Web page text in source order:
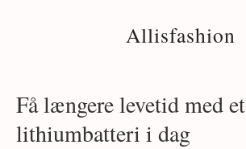
Allisfashion
Få længere levetid med et
lithiumbatteri i dag